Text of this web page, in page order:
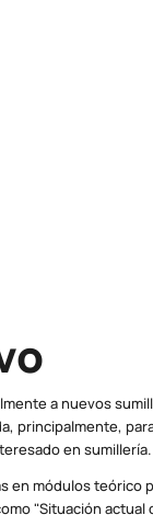
a nuevos
principalmente,
en sumillería.
en módulos teórico
"Situación